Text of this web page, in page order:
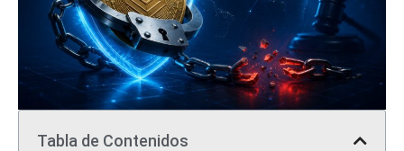
Tabla de Contenidos